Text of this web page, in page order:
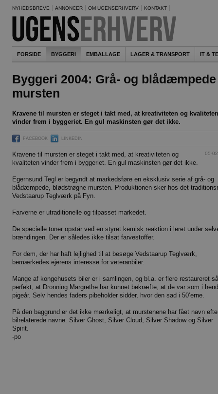
NYHEDSBREVE ANNONCER OM UGENSERHVERV KONTAKT
FORSIDE BYGGERI EMBALLAGE LAGER & TRANSPORT IT &
Byggeri 2004: Grå- og blådæmpede
mursten
Kravene til mursten er steget i takt med, at kreativiteten og kvaliteten
vinder frem i byggeriet. En gul maskinsten gør det ikke.
FACEBOOK LINKEDIN
05-
Kravene til mursten er steget i takt med, at kreativiteten og
kvaliteten vinder frem i byggeriet. En gul maskinsten gør det ikke.
Egernsund Tegl er begyndt at markedsføre en eksklusiv serie af grå- og
blådæmpede, blødstrøgne mursten. Produktionen sker hos det
Vedstaarup Teglværk på Fyn.
Farverne er utraditionelle og tilpasset markedet.
De specielle toner opstår ved en styret kemisk reaktion i leret under
brændingen. Der er således ikke tilsat farvestoffer.
For dem, der har haft lejlighed til at besøge Vedstaarup Teglværk,
bemærkedes ejerens interesse for veteranbiler.
Mange af kongehusets biler er i samlingen, og bl.a. er flere restaureret så
perfekt, at Dronning Margrethe har kunnet bekræfte, at de var som i
pigeår. Selv hendes faders pibeholder sidder, hvor den sad i 50’erne.
På den baggrund er det ikke mærkeligt, at murstenene har fået navn
bilrelaterede navne. Silver Ghost, Silver Cloud, Silver Shadow og Silver
Spirit.
-po